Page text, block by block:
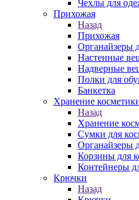
Чехлы для
Прихожая
Назад
Прихожая
Органайзеры
Настенные
Надверные
Полки для
Банкетка
Хранение
Назад
Хранение
Сумки для
Органайзеры
Корзины для
Контейнеры
Крючки
Назад